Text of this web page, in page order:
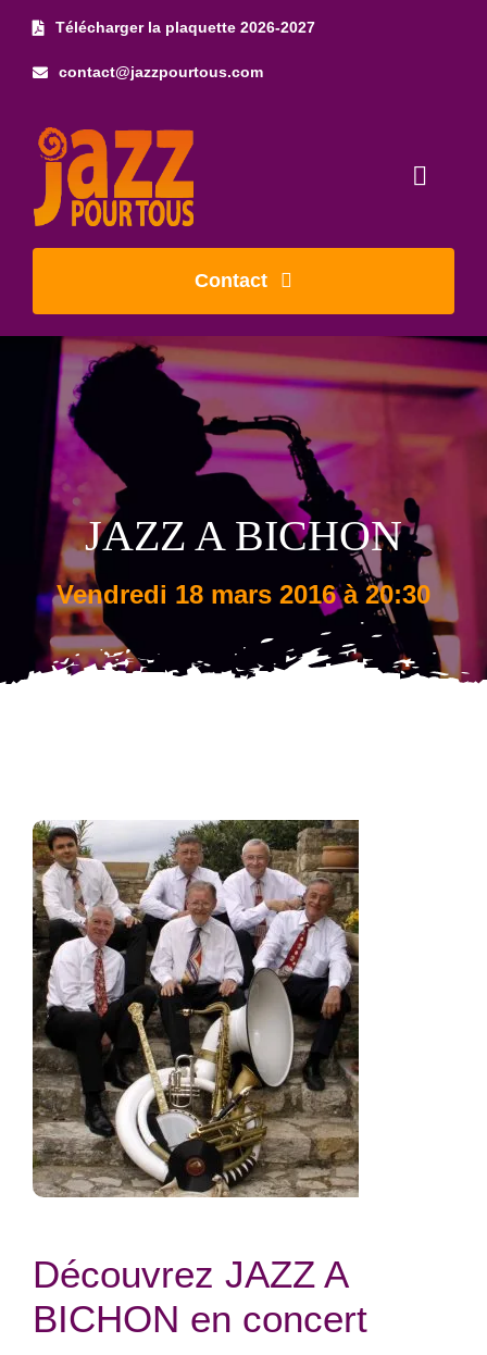
Skip
Télécharger la plaquette 2026-2027
contact@jazzpourtous.com
L’association
Les concerts
Photos
Tarifs
Contact
JAZZ A BICHON
vendredi 18 mars 2016 à 20:30
Découvrez JAZZ A
BICHON en concert